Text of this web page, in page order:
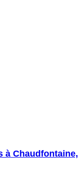
à Chaudfontaine,